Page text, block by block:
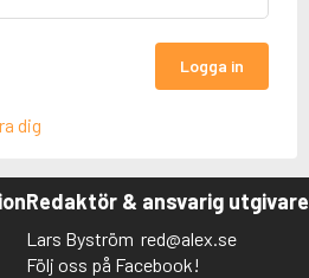
Logga in
dig
Redaktör & ansvarig utgivare
Lars Byström red@alex.se
Följ oss på Facebook!